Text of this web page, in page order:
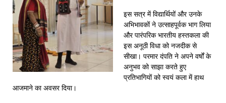
इस सत्र में विद्यार्थियों और उनके
अभिभावकों ने उत्साहपूर्वक भाग लिया
और पारंपरिक भारतीय हस्तकला की
इस अनूठी विधा को नजदीक से
सीखा। परमार दंपति ने अपने वर्षों के
अनुभव को साझा करते हुए
प्रतिभागियों को स्वयं कला में हाथ
आजमाने का अवसर दिया।